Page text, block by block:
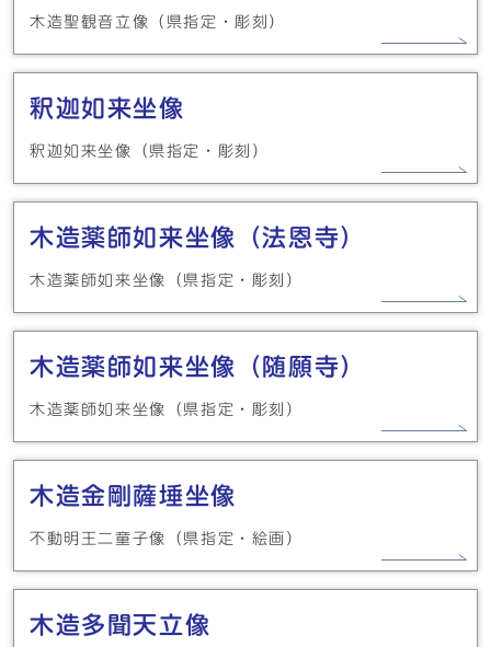
木造聖観音立像（県指定・彫刻）
釈迦如来坐像
釈迦如来坐像（県指定・彫刻）
木造薬師如来坐像（法恩寺）
木造薬師如来坐像（県指定・彫刻）
木造薬師如来坐像（随願寺）
木造薬師如来坐像（県指定・彫刻）
木造金剛薩埵坐像
不動明王二童子像（県指定・絵画）
木造多聞天立像